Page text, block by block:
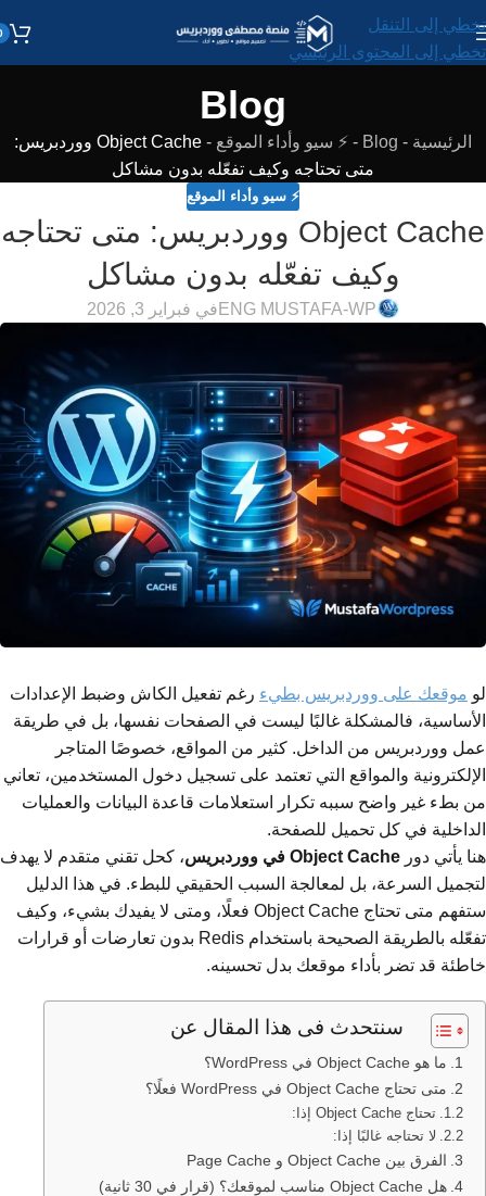
تخطي إلى التنقل
تخطي إلى المحتوى الرئيسي
Blog
الرئيسية -
Blog
- ⚡ سيو وأداء الموقع -
Object Cache ووردبريس:
متى تحتاجه وكيف تفعّله بدون مشاكل
⚡ سيو وأداء الموقع
Object Cache ووردبريس: متى تحتاجه
وكيف تفعّله بدون مشاكل
ENG MUSTAFA-WP في فبراير 3, 2026
لو موقعك على ووردبريس بطيء رغم تفعيل الكاش وضبط الإعدادات
الأساسية، فالمشكلة غالبًا ليست في الصفحات نفسها، بل في طريقة
عمل ووردبريس من الداخل. كثير من المواقع، خصوصًا المتاجر
الإلكترونية والمواقع التي تعتمد على تسجيل دخول المستخدمين، تعاني
من بطء غير واضح سببه تكرار استعلامات قاعدة البيانات والعمليات
الداخلية في كل تحميل للصفحة.
هنا يأتي دور Object Cache في ووردبريس
، كحل تقني متقدم لا يهدف
لتجميل السرعة، بل لمعالجة السبب الحقيقي للبطء. في هذا الدليل
ستفهم متى تحتاج Object Cache فعلًا، ومتى لا يفيدك بشيء، وكيف
تفعّله بالطريقة الصحيحة باستخدام Redis بدون تعارضات أو قرارات
خاطئة قد تضر بأداء موقعك بدل تحسينه.
سنتحدث فى هذا المقال عن
ما هو Object Cache في WordPress؟
متى تحتاج Object Cache في WordPress فعلًا؟
تحتاج Object Cache إذا:
لا تحتاجه غالبًا إذا:
الفرق بين Object Cache و Page Cache
هل Object Cache مناسب لموقعك؟ (قرار في 30 ثانية)